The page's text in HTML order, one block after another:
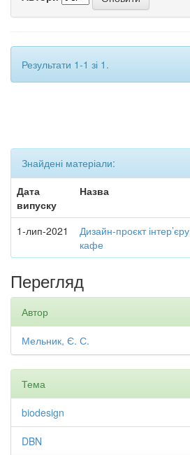
Результати 1-1 зі 1.
Знайдені матеріали:
Дата
випуску
Назва
1-лип-2021
Дизайн-проєкт інтер’єру
кафе
Перегляд
Автор
Мельник, Є. С.
Тема
biodesign
DBN